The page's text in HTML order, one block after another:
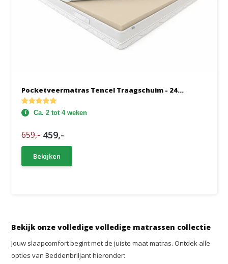
Pocketveermatras Tencel Traagschuim - 24...
Ca. 2 tot 4 weken
659,- 459,-
Bekijken
Bekijk onze volledige volledige matrassen collectie
Jouw slaapcomfort begint met de juiste maat matras. Ontdek alle
opties van Beddenbriljant hieronder: